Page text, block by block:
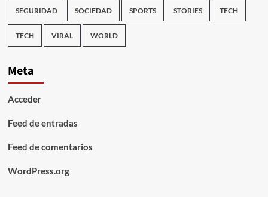
SEGURIDAD SOCIEDAD SPORTS STORIES TECH
TECH VIRAL WORLD
Meta
Acceder
Feed de entradas
Feed de comentarios
WordPress.org